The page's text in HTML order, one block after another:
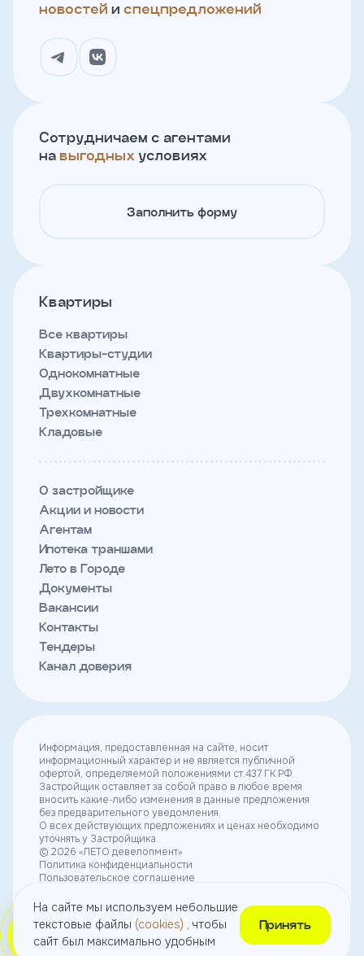
Выбрать
новостей и спецпредложений
Сотрудничаем с агентами
на выгодных условиях
Заполнить форму
Квартиры
Все квартиры
Квартиры-студии
Однокомнатные
Двухкомнатные
Трехкомнатные
Кладовые
О застройщике
Акции и новости
Агентам
Ипотека траншами
Лето в Городе
Документы
Вакансии
Контакты
Тендеры
Канал доверия
Информация, предоставленная на сайте, носит
информационный характер и не является публичной
офертой, определяемой положениями ст.437 ГК РФ.
Застройщик оставляет за собой право в любое время
вносить какие-либо изменения в данные предложения
без предварительного уведомления.
О всех действующих предложениях и ценах необходимо
уточнять у Застройщика.
© 2026 «ЛЕТО девелопмент»
Политика конфиденциальности
Пользовательское соглашение
Согласие на использование небольших текстовых
файлов (cookies)
На сайте мы используем небольшие
текстовые файлы (cookies) , чтобы
сайт был максимально удобным
Принять